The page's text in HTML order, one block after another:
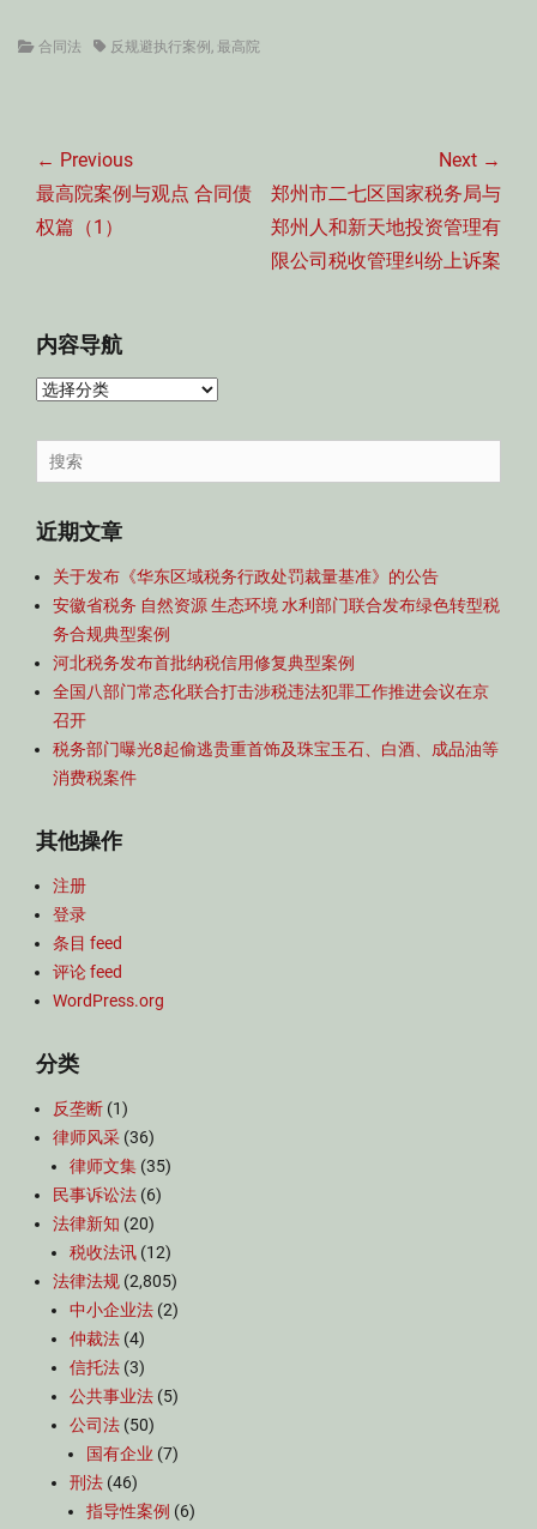
Categories
合同法 Tags反规避执行案例 , 最高院
章
导
航
← Previous
Previous
post:
最高院案例与观点 合同债
权篇（1）
Next →
Next
post:
郑州市二七区国家税务局与
郑州人和新天地投资管理有
限公司税收管理纠纷上诉案
内容导航
内
导
航
Search
for:
近期文章
关于发布《华东区域税务行政处罚裁量基准》的公告
安徽省税务 自然资源 生态环境 水利部门联合发布绿色转型税
务合规典型案例
河北税务发布首批纳税信用修复典型案例
全国八部门常态化联合打击涉税违法犯罪工作推进会议在京
召开
税务部门曝光8起偷逃贵重首饰及珠宝玉石、白酒、成品油等
消费税案件
其他操作
注册
登录
条目 feed
评论 feed
WordPress.org
分类
反垄断 (1)
律师风采 (36)
律师文集 (35)
民事诉讼法 (6)
法律新知 (20)
税收法讯 (12)
法律法规 (2,805)
中小企业法 (2)
仲裁法 (4)
信托法 (3)
公共事业法 (5)
公司法 (50)
国有企业 (7)
刑法 (46)
指导性案例 (6)